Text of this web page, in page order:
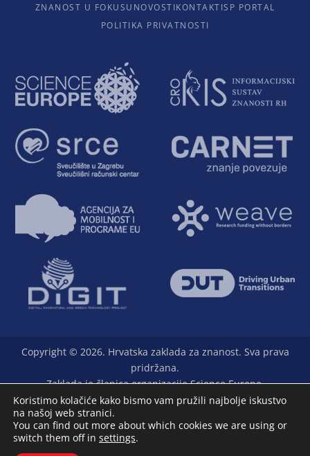
ZNANOST U FOKUSU NOVOSTIKONTAKTISP PORTAL
POLITIKA PRIVATNOSTI
Copyright © 2026. Hrvatska zaklada za znanost. Sva prava
pridržana.
Zaklada je članica organizacije Science Europe.
Koristimo kolačiće kako bismo vam pružili najbolje iskustvo
na našoj web stranici.
You can find out more about which cookies we are using or
switch them off in settings.